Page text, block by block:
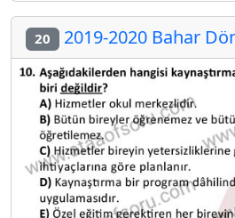
20 2019-2020 Bahar